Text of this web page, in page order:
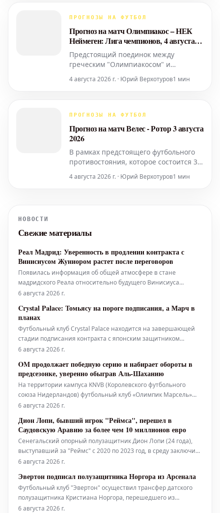
нестабильные результаты в последних
становятся для них дополни
ПРОГНОЗЫ НА ФУТБОЛ
Прогноз на матч Олимпиакос – НЕК
Неймеген: Лига чемпионов, 4 августа
2026
Предстоящий поединок между
греческим "Олимпиакосом" и
рамках квалификационного раунда
2026 года, и команды, несомненно,
свои лучшие качества, чтобы пройти
дальше
4 августа 2026 г. · Юрий Верхотуров1 мин
ПРОГНОЗЫ НА ФУТБОЛ
Прогноз на матч Велес - Ротор 3 августа
2026
В рамках предстоящего футбольного
противостояния, которое состоится 3
команды "Велес" и "Ротор". Этот матч
текущем сезоне. Эксперты отм
4 августа 2026 г. · Юрий Верхотуров1 мин
НОВОСТИ
Свежие материалы
Реал Мадрид: Уверенность в продлении контракта с
Винисиусом Жуниором растет после переговоров
Появилась информация об общей атмосфере в стане
мадридского Реала относительно будущего Винисиуса
Жуниора в клубе. Это стало известно после очередного раунда
приближением истечения срока контракта их звездного
нападающего через 12 меся
6 августа 2026 г.
Crystal Palace: Томьясу на пороге подписания, а Марч в
планах
Футбольный клуб Crystal Palace находится на завершающей
стадии подписания контракта с японским защитником
Такехиро Томьясу. Игрок присоединится к команде на правах
клуб рассматривает возможность усиления состава вингером
Солли Марчем.
6 августа 2026 г.
OM продолжает победную серию и набирает обороты в
предсезонке, уверенно обыграв Аль-Шаханию
На территории кампуса KNVB (Королевского футбольного
союза Нидерландов) футбольный клуб «Олимпик Марсель»
одержал свою третью летнюю победу, уверенно переиграв
среду. Подопечные Бруно Женесио продолжат наращивать
свою форму перед возобновление
6 августа 2026 г.
Дион Лопи, бывший игрок "Реймса", перешел в
Саудовскую Аравию за более чем 10 миллионов евро
Сенегальский опорный полузащитник Дион Лопи (24 года),
выступавший за "Реймс" с 2020 по 2023 год, в среду заключил
контракт с клубом "Аль-Иттихад" (Саудовская Аравия). Он
втором дивизионе. Сумма трансфера оценивается в 13
миллионов евро,
6 августа 2026 г.
Эвертон подписал полузащитника Норгора из Арсенала
Футбольный клуб "Эвертон" осуществил трансфер датского
полузащитника Кристиана Норгора, перешедшего из
лондонского "Арсенала". Игрок заключил с мерсисайдцами
6 августа 2026 г.